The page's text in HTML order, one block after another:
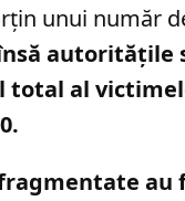
unui număr
autoritățile
total al
au